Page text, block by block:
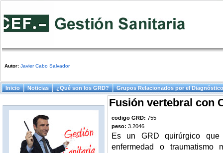
Autor: Javier Cabo Salvador
Fusión vertebral con
codigo GRD: 755
peso: 3.2046
Es un GRD quirúrgico
enfermedad o
Menú principal
Inicio Noticias ¿Qué son los GRD? Grupos Relacionados por el Diagnóstico